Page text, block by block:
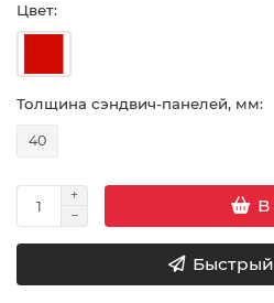
Цвет:
Толщина сэндвич-панелей, мм:
40
В
Быстрый